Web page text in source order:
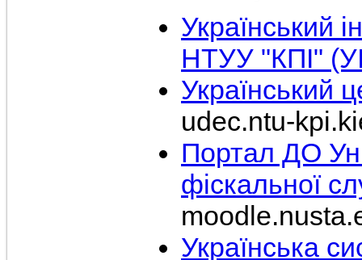
Український
НТУУ "КПІ"
Український
udec.ntu-
Портал ДО
фіскальної
Українська